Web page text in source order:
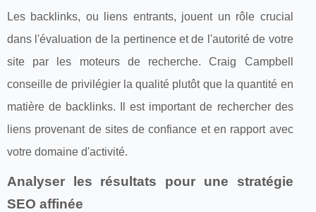
Les backlinks, ou liens entrants, jouent un rôle crucial
dans l'évaluation de la pertinence et de l'autorité de votre
site par les moteurs de recherche. Craig Campbell
conseille de privilégier la qualité plutôt que la quantité en
matière de backlinks. Il est important de rechercher des
liens provenant de sites de confiance et en rapport avec
votre domaine d'activité.
Analyser les résultats pour une stratégie
SEO affinée